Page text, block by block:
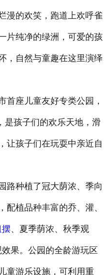
漫的欢笑，跑道上欢呼雀
片纯净的绿洲，可爱的孩
，自然与童趣在这里演绎
座儿童友好专类公园，
是孩子们的欢乐天地，滑
让孩子们在玩耍中亲近自
种植了冠大荫浓、季向
配植品种丰富的乔、灌、
摆、夏季荫浓、秋季观
果。公园的全龄游玩区
童游乐设施，可利用重